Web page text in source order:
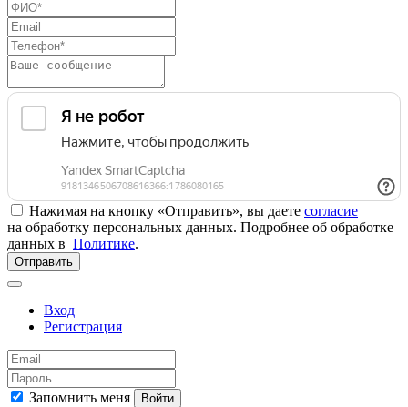
Нажимая на кнопку «Отправить», вы даете согласие
на обработку персональных данных. Подробнее об обработке
данных в Политике.
Отправить
Вход
Регистрация
Запомнить меня Войти